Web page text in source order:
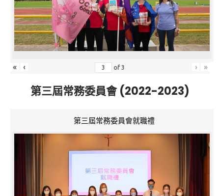
« ‹ of3 › »
第三屆常務委員會 (2022-2023)
第三屆常務委員會就職禮